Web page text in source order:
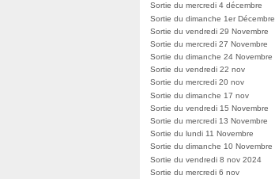
Sortie du mercredi 4 décembre
Sortie du dimanche 1er Décembre
Sortie du vendredi 29 Novembre
Sortie du mercredi 27 Novembre
Sortie du dimanche 24 Novembre
Sortie du vendredi 22 nov
Sortie du mercredi 20 nov
Sortie du dimanche 17 nov
Sortie du vendredi 15 Novembre
Sortie du mercredi 13 Novembre
Sortie du lundi 11 Novembre
Sortie du dimanche 10 Novembre
Sortie du vendredi 8 nov 2024
Sortie du mercredi 6 nov